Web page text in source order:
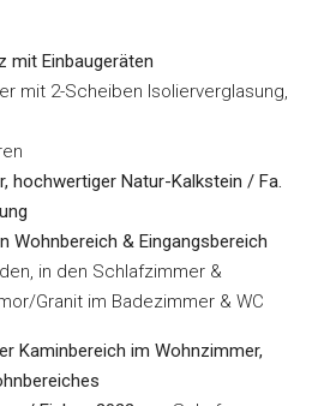
mit Einbaugeräten
mit 2-Scheiben Isolierverglasung,
hochwertiger Natur-Kalkstein / Fa.
Wohnbereich & Eingangsbereich
in den Schlafzimmer &
Granit im Badezimmer & WC
Kaminbereich im Wohnzimmer,